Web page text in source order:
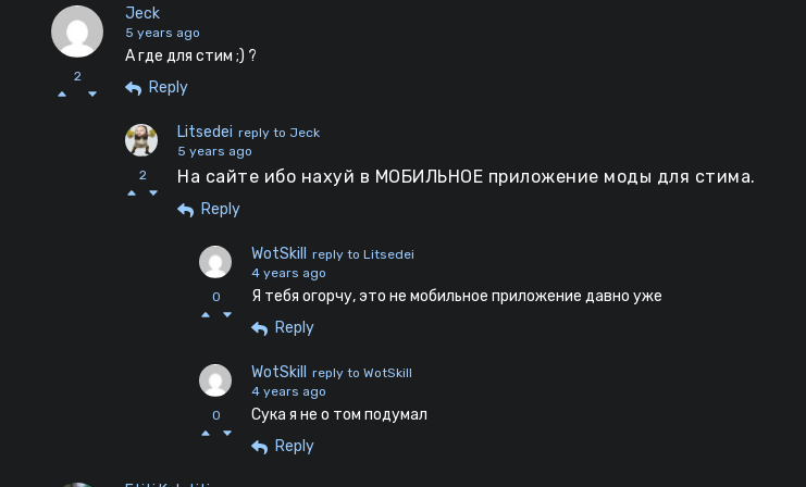
2
Jeck
5 years ago
А где для стим ;) ?
Reply
2
Litsedei reply to Jeck
5 years ago
На сайте ибо нахуй в МОБИЛЬНОЕ приложение моды для стима.
Reply
0
WotSkill
reply to Litsedei
4 years ago
Я тебя огорчу, это не мобильное приложение давно уже
Reply
0
WotSkill
reply to WotSkill
4 years ago
Сука я не о том подумал
Reply